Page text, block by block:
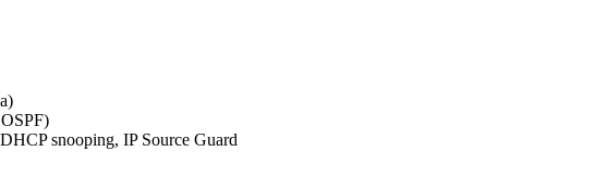
snooping, IP Source Guard